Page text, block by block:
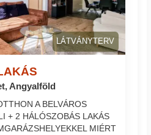
LÁTVÁNYTERV
Angyalföld
A BELVÁROS
+ 2 HÁLÓSZOBÁS LAKÁS
MIÉRT